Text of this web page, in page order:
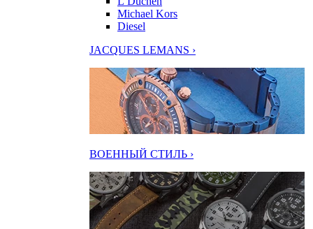
Michael Kors
Diesel
JACQUES LEMANS ›
ВОЕННЫЙ СТИЛЬ ›